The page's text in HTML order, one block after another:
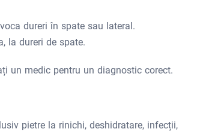
dureri în spate sau lateral.
la dureri de spate.
un medic pentru un diagnostic corect.
pietre la rinichi, deshidratare, infecții,